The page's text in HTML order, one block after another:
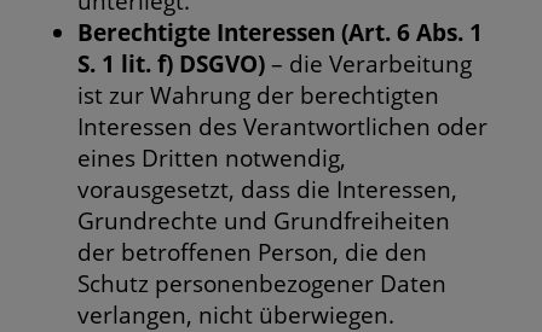
Berechtigte Interessen (Art. 6 Abs. 1
S. 1 lit. f) DSGVO)– die Verarbeitung
ist zur Wahrung der berechtigten
Interessen des Verantwortlichen oder
eines Dritten notwendig,
vorausgesetzt, dass die Interessen,
Grundrechte und Grundfreiheiten
der betroffenen Person, die den
Schutz personenbezogener Daten
verlangen, nicht überwiegen.